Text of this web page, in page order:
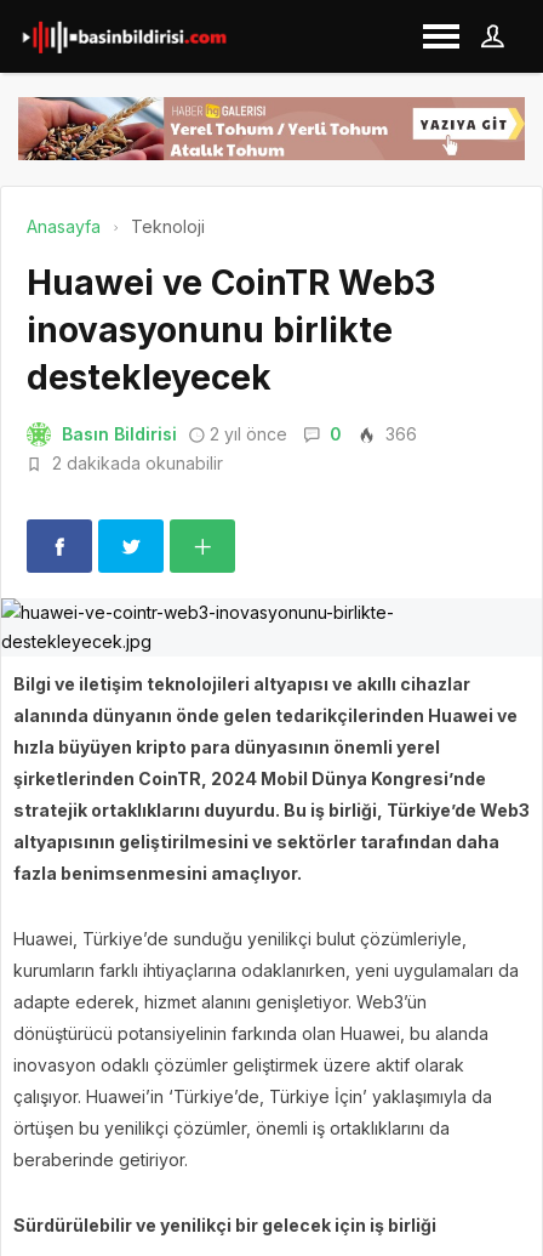
Anasayfa Teknoloji
Huawei ve CoinTR Web3
inovasyonunu birlikte
destekleyecek
Basın Bildirisi 2 yıl önce 0
366
2 dakikada okunabilir
Bilgi ve iletişim teknolojileri altyapısı ve akıllı cihazlar
alanında dünyanın önde gelen tedarikçilerinden Huawei ve
hızla büyüyen kripto para dünyasının önemli yerel
şirketlerinden CoinTR, 2024 Mobil Dünya Kongresi’nde
stratejik ortaklıklarını duyurdu. Bu iş birliği, Türkiye’de Web3
altyapısının geliştirilmesini ve sektörler tarafından daha
fazla benimsenmesini amaçlıyor.
Huawei, Türkiye’de sunduğu yenilikçi bulut çözümleriyle,
kurumların farklı ihtiyaçlarına odaklanırken, yeni uygulamaları da
adapte ederek, hizmet alanını genişletiyor. Web3’ün
dönüştürücü potansiyelinin farkında olan Huawei, bu alanda
inovasyon odaklı çözümler geliştirmek üzere aktif olarak
çalışıyor. Huawei’in ‘Türkiye’de, Türkiye İçin’ yaklaşımıyla da
örtüşen bu yenilikçi çözümler, önemli iş ortaklıklarını da
beraberinde getiriyor.
Sürdürülebilir ve yenilikçi bir gelecek için iş birliği